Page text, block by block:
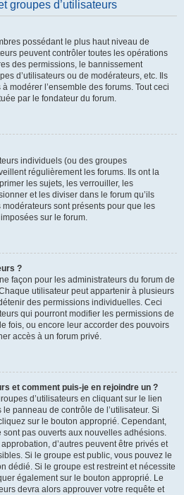
groupes d’utilisateurs
possédant le plus haut niveau de
peuvent contrôler toutes les opérations
des permissions, le bannissement
d’utilisateurs ou de modérateurs, etc. Ils
modérer l’ensemble des forums. Tout ceci
par le fondateur du forum.
individuels (ou des groupes
régulièrement les forums. Ils ont la
les sujets, les verrouiller, les
et les diviser dans le forum qu’ils
sont présents pour que les
sur le forum.
?
façon pour les administrateurs du forum de
utilisateur peut appartenir à plusieurs
des permissions individuelles. Ceci
qui pourront modifier les permissions de
fois, ou encore leur accorder des pouvoirs
accès à un forum privé.
et comment puis-je en rejoindre un ?
d’utilisateurs en cliquant sur le lien
panneau de contrôle de l’utilisateur. Si
sur le bouton approprié. Cependant,
sont pas ouverts aux nouvelles adhésions.
d’autres peuvent être privés et
Si le groupe est public, vous pouvez le
dédié. Si le groupe est restreint et nécessite
également sur le bouton approprié. Le
devra alors approuver votre requête et